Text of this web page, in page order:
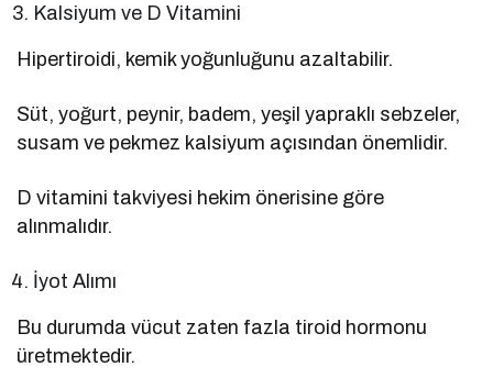
Kalsiyum ve D Vitamini
Hipertiroidi, kemik yoğunluğunu azaltabilir.
Süt, yoğurt, peynir, badem, yeşil yapraklı sebzeler,
susam ve pekmez kalsiyum açısından önemlidir.
D vitamini takviyesi hekim önerisine göre
alınmalıdır.
İyot Alımı
Bu durumda vücut zaten fazla tiroid hormonu
üretmektedir.